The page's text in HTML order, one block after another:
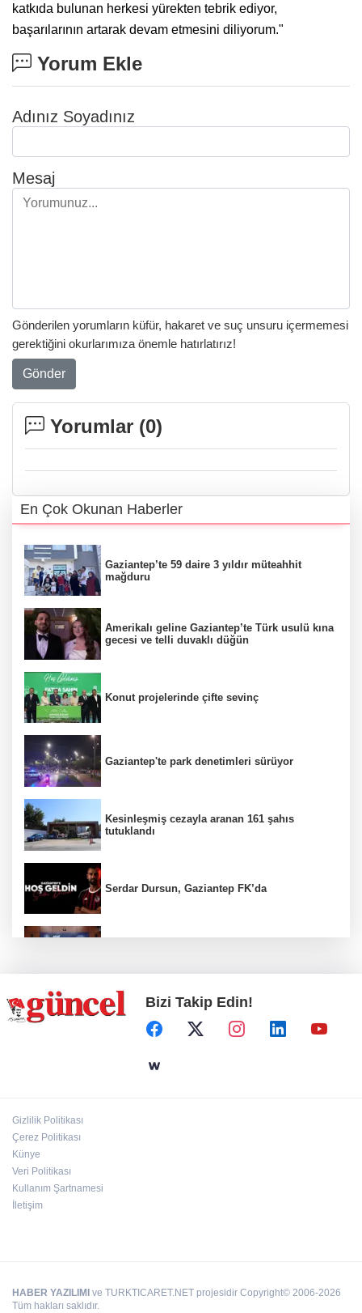
katkıda bulunan herkesi yürekten tebrik ediyor,
başarılarının artarak devam etmesini diliyorum."
Yorum Ekle
Adınız Soyadınız
Mesaj
Gönderilen yorumların küfür, hakaret ve suç unsuru içermemesi
gerektiğini okurlarımıza önemle hatırlatırız!
Gönder
Yorumlar (0)
En Çok Okunan Haberler
Gaziantep’te 59 daire 3 yıldır müteahhit
mağduru
Amerikalı geline Gaziantep’te Türk usulü kına
gecesi ve telli duvaklı düğün
Konut projelerinde çifte sevinç
Gaziantep'te park denetimleri sürüyor
Kesinleşmiş cezayla aranan 161 şahıs
tutuklandı
Serdar Dursun, Gaziantep FK’da
Define avcıları yakalandı
Emre Bildirici ve Emine Koruer’in mutlu
Bizi Takip Edin!
Gizlilik Politikası
Çerez Politikası
Künye
Veri Politikası
Kullanım Şartnamesi
İletişim
HABER YAZILIMI ve TURKTICARET.NET projesidir Copyright© 2006-2026
Tüm hakları saklıdır.